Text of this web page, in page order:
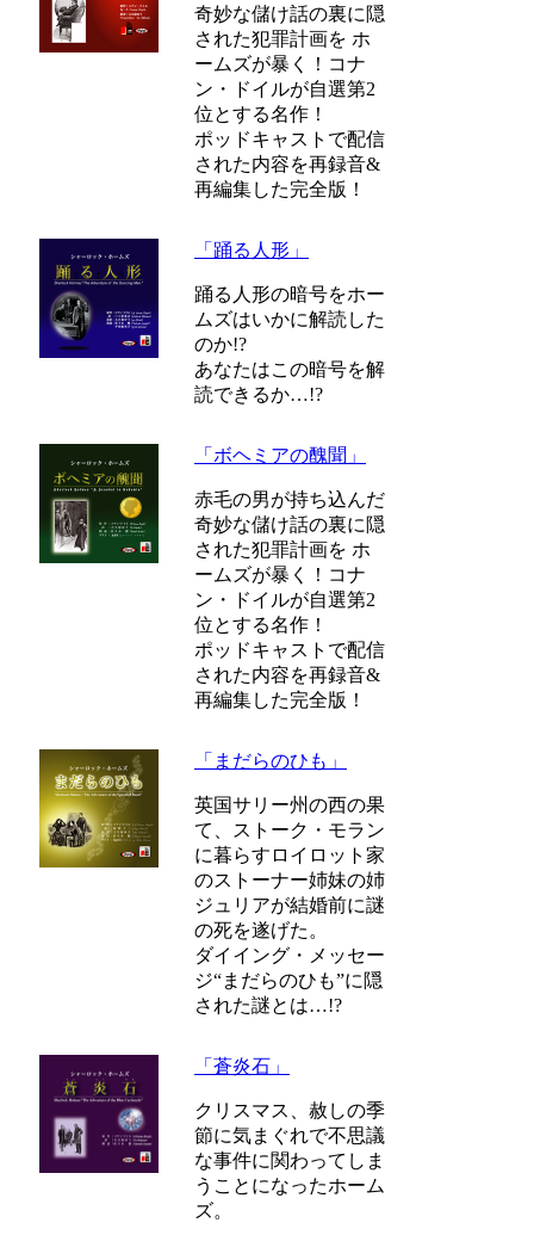
奇妙な儲け話の裏に隠
された犯罪計画を ホ
ームズが暴く！コナ
ン・ドイルが自選第2
位とする名作！
ポッドキャストで配信
された内容を再録音&
再編集した完全版！
「踊る人形」
踊る人形の暗号をホー
ムズはいかに解読した
のか!?
あなたはこの暗号を解
読できるか…!?
「ボヘミアの醜聞」
赤毛の男が持ち込んだ
奇妙な儲け話の裏に隠
された犯罪計画を ホ
ームズが暴く！コナ
ン・ドイルが自選第2
位とする名作！
ポッドキャストで配信
された内容を再録音&
再編集した完全版！
「まだらのひも」
英国サリー州の西の果
て、ストーク・モラン
に暮らすロイロット家
のストーナー姉妹の姉
ジュリアが結婚前に謎
の死を遂げた。
ダイイング・メッセー
ジ“まだらのひも”に隠
された謎とは…!?
「蒼炎石」
クリスマス、赦しの季
節に気まぐれで不思議
な事件に関わってしま
うことになったホーム
ズ。